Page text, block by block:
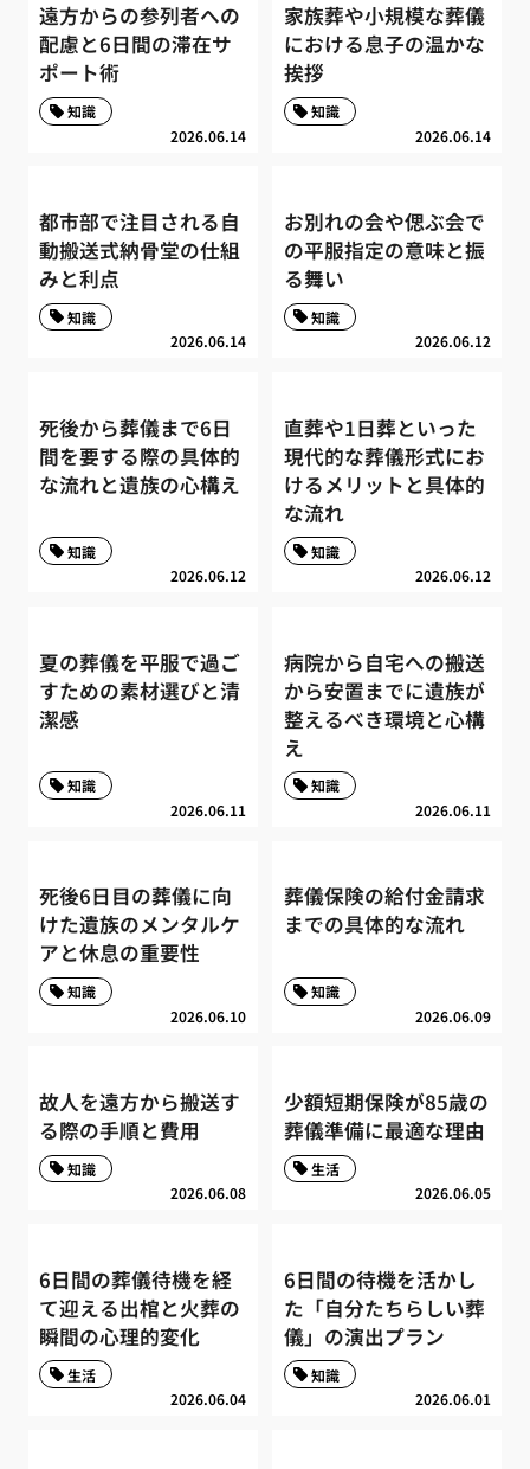
遠方からの参列者への
配慮と6日間の滞在サ
ポート術
2026.06.14
知識
家族葬や小規模な葬儀
における息子の温かな
挨拶
2026.06.14
知識
都市部で注目される自
動搬送式納骨堂の仕組
みと利点
2026.06.14
知識
お別れの会や偲ぶ会で
の平服指定の意味と振
る舞い
2026.06.12
知識
死後から葬儀まで6日
間を要する際の具体的
な流れと遺族の心構え
2026.06.12
知識
直葬や1日葬といった
現代的な葬儀形式にお
けるメリットと具体的
な流れ
2026.06.12
知識
夏の葬儀を平服で過ご
すための素材選びと清
潔感
2026.06.11
知識
病院から自宅への搬送
から安置までに遺族が
整えるべき環境と心構
え
2026.06.11
知識
死後6日目の葬儀に向
けた遺族のメンタルケ
アと休息の重要性
2026.06.10
知識
葬儀保険の給付金請求
までの具体的な流れ
2026.06.09
知識
故人を遠方から搬送す
る際の手順と費用
2026.06.08
知識
少額短期保険が85歳の
葬儀準備に最適な理由
2026.06.05
生活
6日間の葬儀待機を経
て迎える出棺と火葬の
瞬間の心理的変化
2026.06.04
生活
6日間の待機を活かし
た「自分たちらしい葬
儀」の演出プラン
2026.06.01
知識